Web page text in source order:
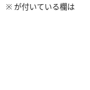
※ が付いている欄は